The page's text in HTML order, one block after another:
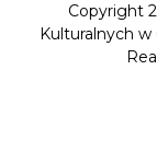
Copyright
Kulturalnych